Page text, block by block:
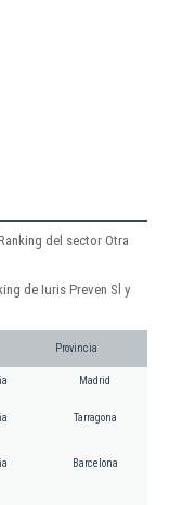
del sector Otra
de Iuris Preven Sl y
Provincia
Madrid
Tarragona
Barcelona